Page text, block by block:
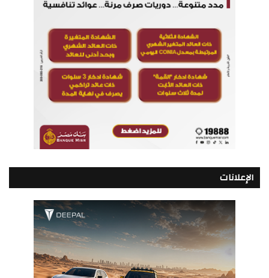
الإعلانات